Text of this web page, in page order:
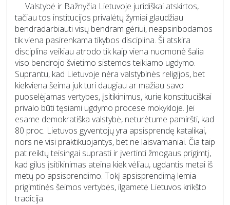
Valstybė ir Bažnyčia Lietuvoje juridiškai atskirtos,
tačiau tos institucijos privalėtų žymiai glaudžiau
bendradarbiauti visų bendram gėriui, neapsiribodamos
tik viena pasirenkama tikybos disciplina. Ši atskira
disciplina veikiau atrodo tik kaip viena nuomonė šalia
viso bendrojo švietimo sistemos teikiamo ugdymo.
Suprantu, kad Lietuvoje nėra valstybinės religijos, bet
kiekviena šeima juk turi daugiau ar mažiau savo
puoselėjamas vertybes, įsitikinimus, kurie konstituciškai
privalo būti tęsiami ugdymo procese mokykloje. Jei
esame demokratiška valstybė, neturėtume pamiršti, kad
80 proc. Lietuvos gyventojų yra apsisprendę katalikai,
nors ne visi praktikuojantys, bet ne laisvamaniai. Čia taip
pat reiktų teisingai suprasti ir įvertinti žmogaus prigimtį,
kad gilus įsitikinimas ateina kiek vėliau, ugdantis metai iš
metų po apsisprendimo. Tokį apsisprendimą lemia
prigimtinės šeimos vertybės, ilgametė Lietuvos krikšto
tradicija.